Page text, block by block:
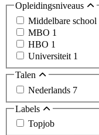
Opleidingsniveaus
Middelbare school
MBO 1
HBO 1
Universiteit 1
Talen
Nederlands 7
Labels
Topjob